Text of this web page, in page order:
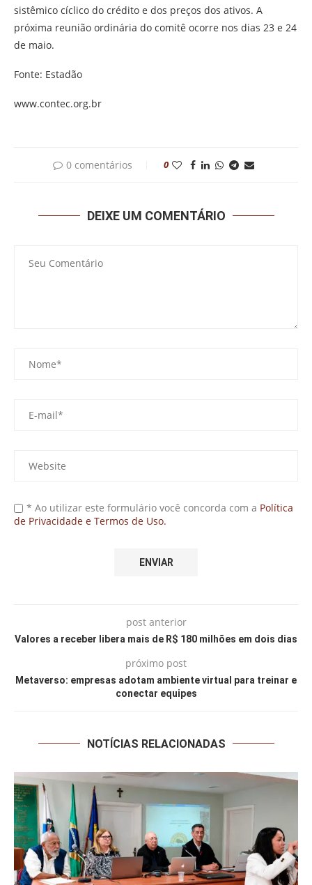
sistêmico cíclico do crédito e dos preços dos ativos. A
próxima reunião ordinária do comitê ocorre nos dias 23 e 24
de maio.
Fonte: Estadão
www.contec.org.br
0 comentários 0
DEIXE UM COMENTÁRIO
* Ao utilizar este formulário você concorda com a Política
de Privacidade e Termos de Uso.
post anterior
Valores a receber libera mais de R$ 180 milhões em dois dias
próximo post
Metaverso: empresas adotam ambiente virtual para treinar e
conectar equipes
NOTÍCIAS RELACIONADAS